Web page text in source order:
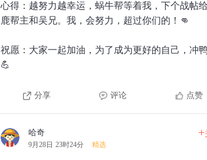
心得：越努力越幸运，蜗牛帮等着我，下个战帖
鹿帮主和吴兄。我，会努力，超过你们的！👊
祝愿：大家一起加油，为了成为更好的自己，冲
💪
分享 评论 点赞
哈奇
9月28日 23时24分 精选
+